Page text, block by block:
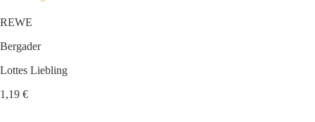
REWE
Bergader
Lottes Liebling
1,19 €